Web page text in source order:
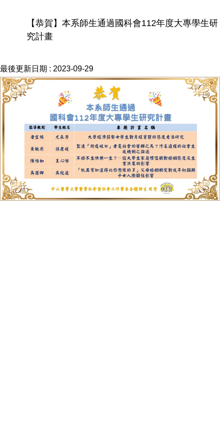
【恭賀】本系師生通過國科會112年度大專學生研
究計畫
最後更新日期 : 2023-09-29